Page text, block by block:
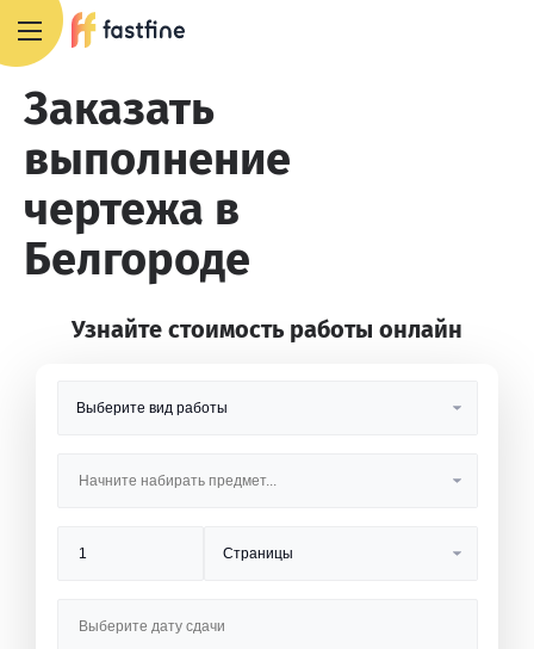
Заказать
выполнение
чертежа в
Белгороде
Узнайте стоимость работы онлайн